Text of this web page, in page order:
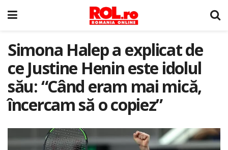
Simona Halep a explicat de
ce Justine Henin este idolul
său: “Când eram mai mică,
încercam să o copiez”